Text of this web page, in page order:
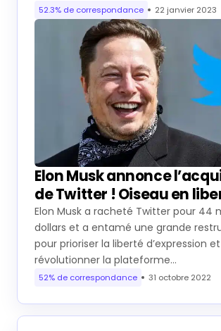
52.3% de correspondance 22 janvier 2023
Elon Musk annonce
de Twitter ! Oiseau en
Elon Musk a racheté Twitter pour 44
dollars et a entamé une grande
pour prioriser la liberté d’expression et
révolutionner la plateforme…
52% de correspondance 31 octobre 2022